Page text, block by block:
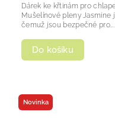
Do košíku
Dárek ke křtinám pro
Mušelínové pleny Jasmine
čemuž jsou bezpečné pro...
Novinka